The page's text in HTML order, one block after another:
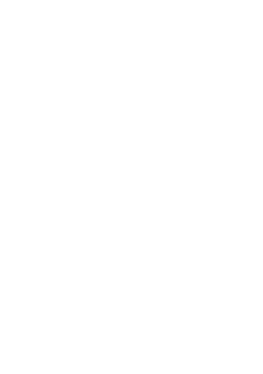
lão hoá
của hội
là “tấm